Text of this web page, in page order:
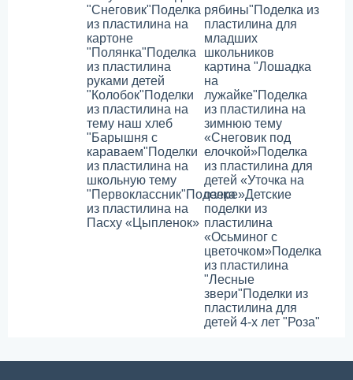
"Снеговик"Поделка
из пластилина на
картоне
"Полянка"Поделка
из пластилина
руками детей
"Колобок"Поделки
из пластилина на
тему наш хлеб
"Барышня с
караваем"Поделки
из пластилина на
школьную тему
"Первоклассник"Поделка
из пластилина на
Пасху «Цыпленок»
рябины"Поделка из
пластилина для
младших
школьников
картина "Лошадка
на
лужайке"Поделка
из пластилина на
зимнюю тему
«Снеговик под
елочкой»Поделка
из пластилина для
детей «Уточка на
озере»Детские
поделки из
пластилина
«Осьминог с
цветочком»Поделка
из пластилина
"Лесные
звери"Поделки из
пластилина для
детей 4-х лет "Роза"